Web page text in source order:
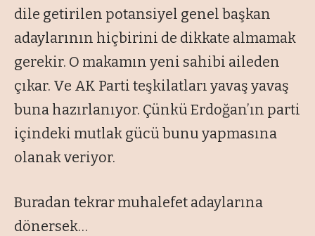
dile getirilen potansiyel genel başkan
adaylarının hiçbirini de dikkate almamak
gerekir. O makamın yeni sahibi aileden
çıkar. Ve AK Parti teşkilatları yavaş yavaş
buna hazırlanıyor. Çünkü Erdoğan’ın parti
içindeki mutlak gücü bunu yapmasına
olanak veriyor.
Buradan tekrar muhalefet adaylarına
dönersek…